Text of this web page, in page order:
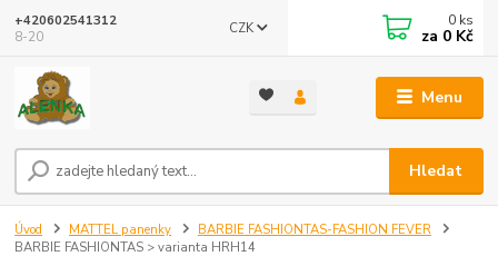
Menu
CZK
Hledat
+420602541312
8-20
0 ks
za 0 Kč
Úvod MATTEL panenky
BARBIE FASHIONTAS-FASHION FEVER
BARBIE FASHIONTAS > varianta HRH14